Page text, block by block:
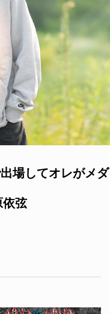
場してオレがメダ
弦